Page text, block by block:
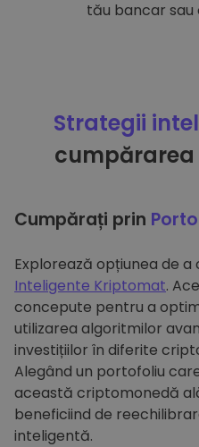
tău bancar
Strategii
Cumpărați prin
Explorează opțiunea de
Inteligente Kriptomat.
concepute pentru a
utilizarea algoritmilor
investițiilor în diferite
Alegând un portofoliu
această criptomonedă
beneficiind de
inteligentă.